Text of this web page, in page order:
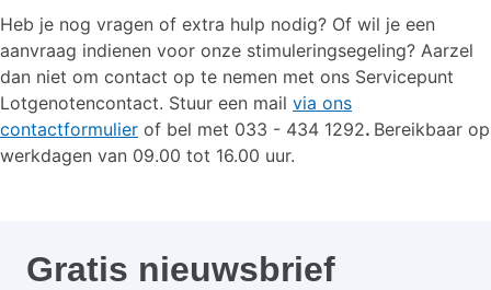
Heb je nog vragen of extra hulp nodig? Of wil je een
aanvraag indienen voor onze stimuleringsegeling? Aarzel
dan niet om contact op te nemen met ons Servicepunt
Lotgenotencontact. Stuur een mail via ons
contactformulier of bel met 033 - 434 1292. Bereikbaar op
werkdagen van 09.00 tot 16.00 uur.
Gratis nieuwsbrief